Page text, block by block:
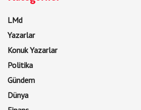
LMd
Yazarlar
Konuk Yazarlar
Politika
Gündem
Dünya